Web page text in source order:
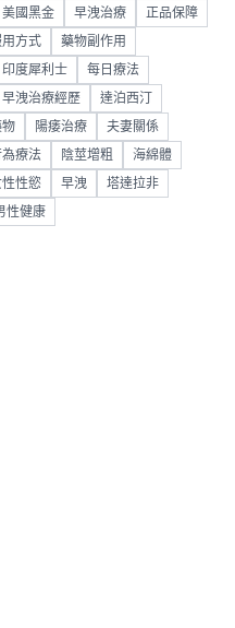
美國黑金 早洩治療 正品保障
用方式 藥物副作用
印度犀利士 每日療法
早洩治療經歷 達泊西汀
物 陽痿治療 夫妻關係
為療法 陰莖增粗 海綿體
性性慾 早洩 塔達拉非
性健康